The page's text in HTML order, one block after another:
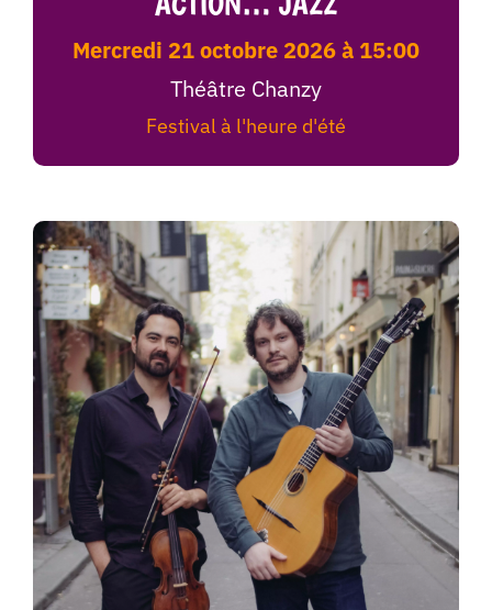
mercredi 21 octobre 2026 à 15:00
Théâtre Chanzy
Festival à l'heure d'été